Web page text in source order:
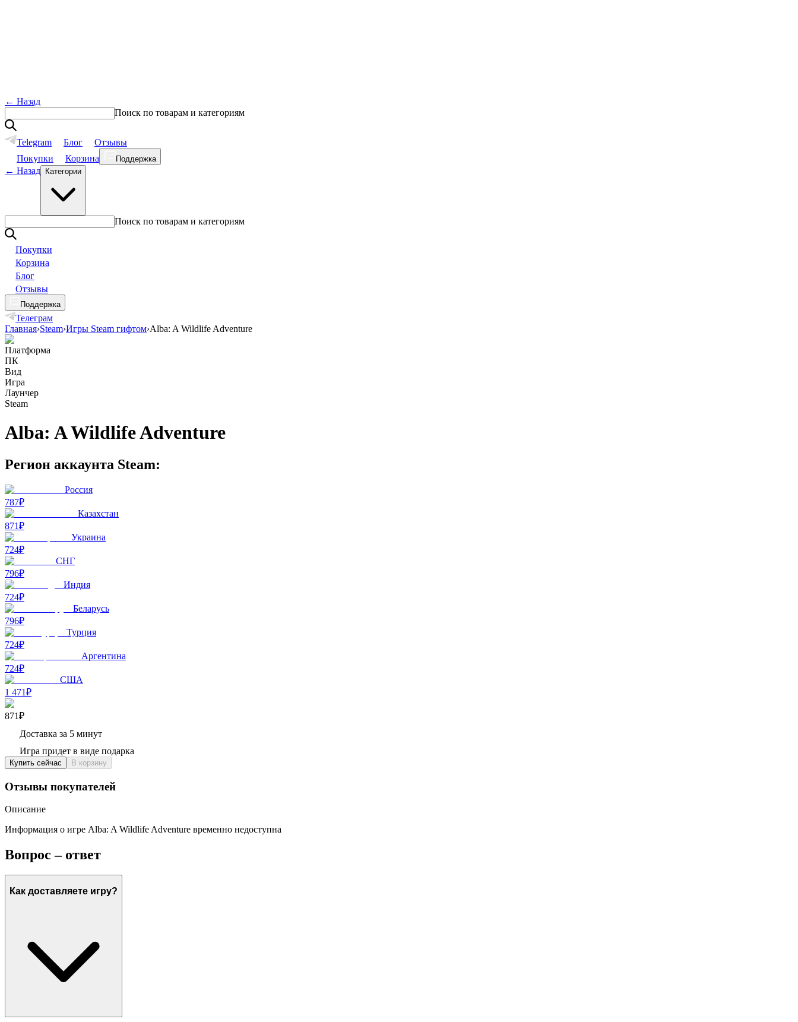
← Назад
Поиск по товарам и категориям
Telegram Блог
Отзывы
Покупки
Корзина Поддержка
← Назад Категории
Поиск по товарам и категориям
Покупки
Корзина
Блог
Отзывы
Поддержка
Телеграм
Главная›Steam›Игры Steam гифтом›Alba: A Wildlife Adventure
Платформа
ПК
Вид
Игра
Лаунчер
Steam
Alba: A Wildlife Adventure
Регион аккаунта Steam:
Россия
787₽
Казахстан
871₽
Украина
724₽
СНГ
796₽
Индия
724₽
Беларусь
796₽
Турция
724₽
Аргентина
724₽
США
1 471₽
871₽
Доставка за 5 минут
Игра придет в виде подарка
Купить сейчас В корзину
Отзывы покупателей
Описание
Информация о игре Alba: A Wildlife Adventure временно недоступна
Вопрос – ответ
Как доставляете игру?